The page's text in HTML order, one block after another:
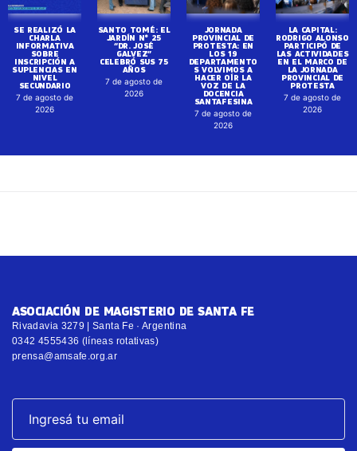
SE REALIZÓ LA
CHARLA
INFORMATIVA
SOBRE
INSCRIPCIÓN A
SUPLENCIAS EN
NIVEL
SECUNDARIO
7 de agosto de
2026
SANTO TOMÉ: EL
JARDÍN N° 25
“DR. JOSÉ
GALVEZ”
CELEBRÓ SUS 75
AÑOS
7 de agosto de
2026
JORNADA
PROVINCIAL DE
PROTESTA: EN
LOS 19
DEPARTAMENTO
S VOLVIMOS A
HACER OÍR LA
VOZ DE LA
DOCENCIA
SANTAFESINA
7 de agosto de
2026
LA CAPITAL:
RODRIGO ALONSO
PARTICIPÓ DE
LAS ACTIVIDADES
EN EL MARCO DE
LA JORNADA
PROVINCIAL DE
PROTESTA
7 de agosto de
2026
ASOCIACIÓN DE MAGISTERIO DE SANTA FE
Rivadavia 3279 | Santa Fe · Argentina
0342 4555436 (líneas rotativas)
prensa@amsafe.org.ar